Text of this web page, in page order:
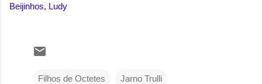
Beijinhos, Ludy
Filhos de Octetes Jarno Trulli